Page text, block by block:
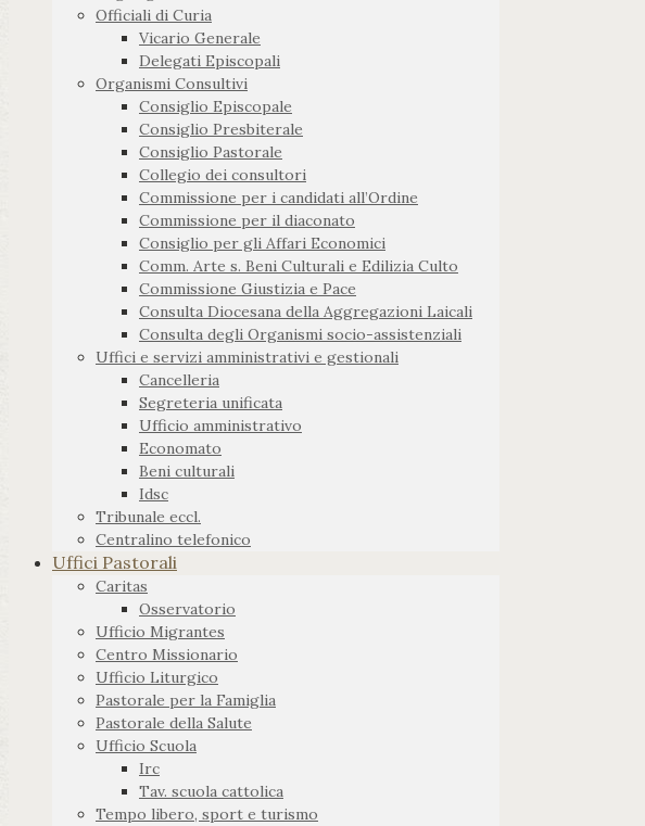
Officiali di Curia
Vicario Generale
Delegati Episcopali
Organismi Consultivi
Consiglio Episcopale
Consiglio Presbiterale
Consiglio Pastorale
Collegio dei consultori
Commissione per i candidati all’Ordine
Commissione per il diaconato
Consiglio per gli Affari Economici
Comm. Arte s. Beni Culturali e Edilizia Culto
Commissione Giustizia e Pace
Consulta Diocesana della Aggregazioni Laicali
Consulta degli Organismi socio-assistenziali
Uffici e servizi amministrativi e gestionali
Cancelleria
Segreteria unificata
Ufficio amministrativo
Economato
Beni culturali
Idsc
Tribunale eccl.
Centralino telefonico
Uffici Pastorali
Caritas
Osservatorio
Ufficio Migrantes
Centro Missionario
Ufficio Liturgico
Pastorale per la Famiglia
Pastorale della Salute
Ufficio Scuola
Irc
Tav. scuola cattolica
Tempo libero, sport e turismo